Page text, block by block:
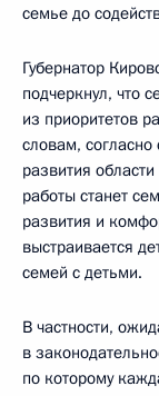
семье до
Губернатор
подчеркнул, что
из приоритетов
словам, согласно
развития
работы станет
развития и
выстраивается
семей с детьми.
В частности,
в
по которому